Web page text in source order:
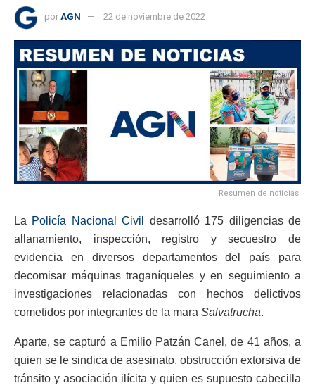
por AGN 22 de noviembre de 2022
Resumen de noticias.
La Policía Nacional Civil
desarrolló 175 diligencias de
allanamiento, inspección, registro y secuestro de
evidencia en diversos departamentos del país para
decomisar máquinas traganíqueles y en seguimiento a
investigaciones relacionadas con hechos delictivos
cometidos por integrantes de la mara Salvatrucha.
Aparte, se capturó a Emilio Patzán Canel, de 41 años, a
quien se le sindica de asesinato, obstrucción extorsiva de
tránsito y asociación ilícita y quien es supuesto cabecilla